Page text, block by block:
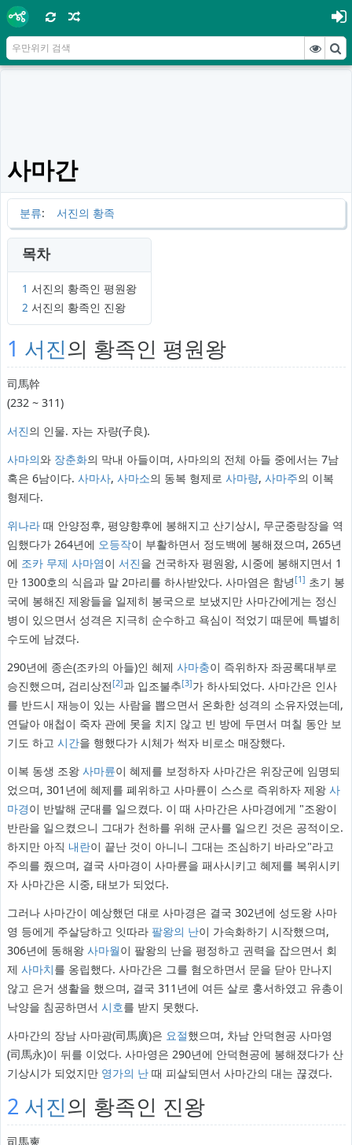
사마간
분류: 서진의 황족
목차
1 서진의 황족인 평원왕
2 서진의 황족인 진왕
1 서진의 황족인 평원왕
司馬幹
(232 ~ 311)
서진의 인물. 자는 자량(子良).
사마의와 장춘화의 막내 아들이며, 사마의의 전체 아들 중에서는 7남
혹은 6남이다. 사마사, 사마소의 동복 형제로 사마량, 사마주의 이복
형제다.
위나라때 안양정후, 평양향후에 봉해지고 산기상시, 무군중랑장을 역
임했다가 264년에 오등작이 부활하면서 정도백에 봉해졌으며, 265년
에 조카 무제 사마염이 서진을 건국하자 평원왕, 시중에 봉해지면서 1
만 1300호의 식읍과 말 2마리를 하사받았다. 사마염은 함녕[1] 초기 봉
국에 봉해진 제왕들을 일제히 봉국으로 보냈지만 사마간에게는 정신
병이 있으면서 성격은 지극히 순수하고 욕심이 적었기 때문에 특별히
수도에 남겼다.
290년에 종손(조카의 아들)인 혜제 사마충이 즉위하자 좌공록대부로
승진했으며, 검리상전[2]과 입조불추[3]가 하사되었다. 사마간은 인사
를 반드시 재능이 있는 사람을 뽑으면서 온화한 성격의 소유자였는데,
연달아 애첩이 죽자 관에 못을 치지 않고 빈 방에 두면서 며칠 동안 보
기도 하고 시간을 행했다가 시체가 썩자 비로소 매장했다.
이복 동생 조왕 사마륜이 혜제를 보정하자 사마간은 위장군에 임명되
었으며, 301년에 혜제를 폐위하고 사마륜이 스스로 즉위하자 제왕 사
마경이 반발해 군대를 일으켰다. 이 때 사마간은 사마경에게 "조왕이
반란을 일으켰으니 그대가 천하를 위해 군사를 일으킨 것은 공적이오.
하지만 아직 내란이 끝난 것이 아니니 그대는 조심하기 바라오"라고
주의를 줬으며, 결국 사마경이 사마륜을 패사시키고 혜제를 복위시키
자 사마간은 시중, 태보가 되었다.
그러나 사마간이 예상했던 대로 사마경은 결국 302년에 성도왕 사마
영 등에게 주살당하고 잇따라 팔왕의 난이 가속화하기 시작했으며,
306년에 동해왕 사마월이 팔왕의 난을 평정하고 권력을 잡으면서 회
제 사마치를 옹립했다. 사마간은 그를 혐오하면서 문을 닫아 만나지
않고 은거 생활을 했으며, 결국 311년에 여든 살로 훙서하였고 유총이
낙양을 침공하면서 시호를 받지 못했다.
사마간의 장남 사마광(司馬廣)은 요절했으며, 차남 안덕현공 사마영
(司馬永)이 뒤를 이었다. 사마영은 290년에 안덕현공에 봉해졌다가 산
기상시가 되었지만 영가의 난때 피살되면서 사마간의 대는 끊겼다.
2 서진의 황족인 진왕
司馬柬